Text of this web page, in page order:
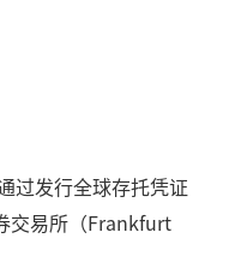
过发行全球存托凭证
交易所（Frankfurt